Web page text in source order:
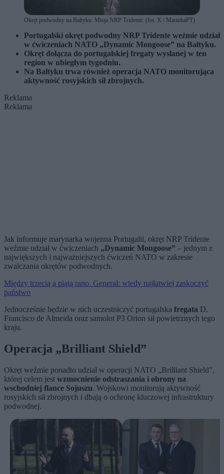
Okręt podwodny na Bałtyku. Misja NRP Tridente. (fot. X / MarinhaPT)
Portugalski okręt podwodny NRP Tridente weźmie udział
w ćwiczeniach NATO „Dynamic Mongoose” na Bałtyku.
Okręt dołącza do portugalskiej fregaty wysłanej w ten
region w ubiegłym tygodniu.
Na Bałtyku trwa również operacja NATO monitorująca
aktywność rosyjskich sił zbrojnych.
Reklama
Reklama
Jak informuje marynarka wojenna Portugalii, okręt NRP Tridente
weźmie udział w ćwiczeniach „Dynamic Mongoose” – jednym z
największych i najważniejszych ćwiczeń NATO w zakresie
zwalczania okrętów podwodnych.
Między trzecią a piątą rano. Generał: wtedy najłatwiej zaskoczyć
państwo
Jednocześnie będzie w nich uczestniczyć portugalska fregata D.
Francisco de Almeida oraz samolot P3 Orion sił powietrznych tego
kraju.
Operacja „Brilliant Shield”
Okręt weźmie ponadto udział w operacji NATO „Brilliant Shield”,
której celem jest wzmocnienie odstraszania i obrony na
wschodniej flance Sojuszu. Wojskowi monitorują aktywność
rosyjskich sił zbrojnych i dbają o ochronę kluczowej infrastruktury
podwodnej.